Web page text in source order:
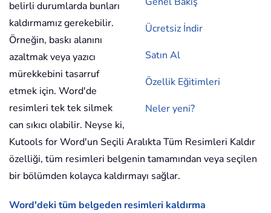
Ücretsiz İndir
Satın Al
Özellik Eğitimleri
Neler yeni?
belirli durumlarda bunları
kaldırmamız gerekebilir.
Örneğin, baskı alanını
azaltmak veya yazıcı
mürekkebini tasarruf
etmek için. Word'de
resimleri tek tek silmek
can sıkıcı olabilir. Neyse ki,
Kutools for Word'un Seçili Aralıkta Tüm Resimleri Kaldır
özelliği, tüm resimleri belgenin tamamından veya seçilen
bir bölümden kolayca kaldırmayı sağlar.
Word'deki tüm belgeden resimleri kaldırma